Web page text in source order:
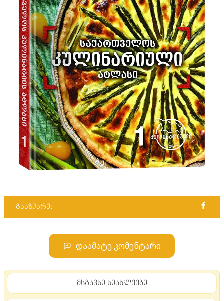
გააზიარე:
დაამატე კომენტარი
მსგავსი სიახლეები